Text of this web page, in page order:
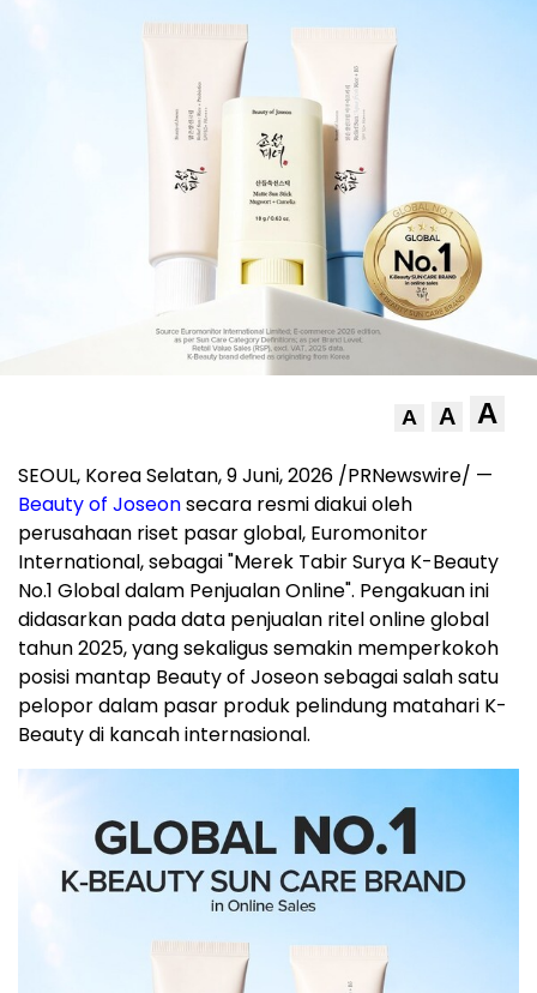
A A A
SEOUL, Korea Selatan,9 Juni, 2026 /PRNewswire/ —
Beauty of Joseonsecara resmi diakui oleh
perusahaan riset pasar global, Euromonitor
International, sebagai "Merek Tabir Surya K-Beauty
No.1 Global dalam Penjualan Online". Pengakuan ini
didasarkan pada data penjualan ritel online global
tahun 2025, yang sekaligus semakin memperkokoh
posisi mantap Beauty of Joseon sebagai salah satu
pelopor dalam pasar produk pelindung matahari K-
Beauty di kancah internasional.